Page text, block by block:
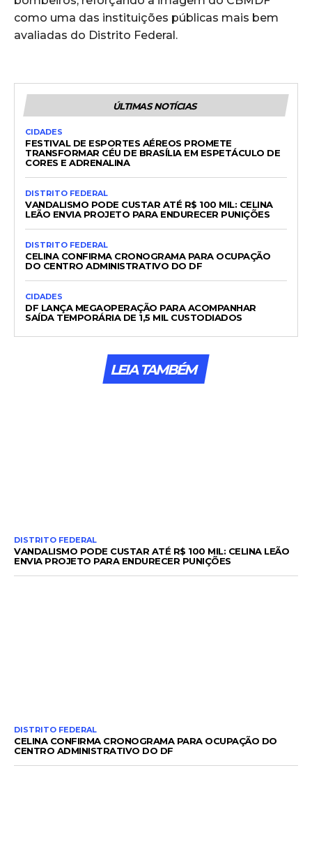
como uma das instituições públicas mais bem
avaliadas do Distrito Federal.
ÚLTIMAS NOTÍCIAS
CIDADES
FESTIVAL DE ESPORTES AÉREOS PROMETE
TRANSFORMAR CÉU DE BRASÍLIA EM ESPETÁCULO DE
CORES E ADRENALINA
DISTRITO FEDERAL
VANDALISMO PODE CUSTAR ATÉ R$ 100 MIL: CELINA
LEÃO ENVIA PROJETO PARA ENDURECER PUNIÇÕES
DISTRITO FEDERAL
CELINA CONFIRMA CRONOGRAMA PARA OCUPAÇÃO
DO CENTRO ADMINISTRATIVO DO DF
CIDADES
DF LANÇA MEGAOPERAÇÃO PARA ACOMPANHAR
SAÍDA TEMPORÁRIA DE 1,5 MIL CUSTODIADOS
LEIA TAMBÉM
DISTRITO FEDERAL
VANDALISMO PODE CUSTAR ATÉ R$ 100 MIL: CELINA LEÃO
ENVIA PROJETO PARA ENDURECER PUNIÇÕES
DISTRITO FEDERAL
CELINA CONFIRMA CRONOGRAMA PARA OCUPAÇÃO DO
CENTRO ADMINISTRATIVO DO DF